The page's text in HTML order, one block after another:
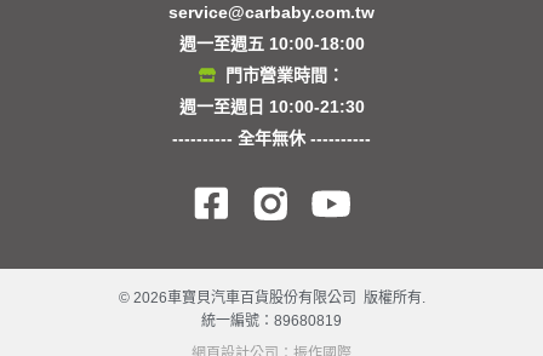
service@carbaby.com.tw
週一至週五 10:00-18:00
門市營業時間：
週一至週日 10:00-21:30
---------- 全年無休 ----------
© 2026車寶貝汽車百貨股份有限公司 版權所有.
統一編號：89680819